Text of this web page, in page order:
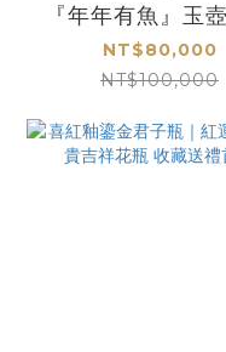
『年年有魚』玉
瓶 - 開運居家藝術
NT$80,000
NT$100,000